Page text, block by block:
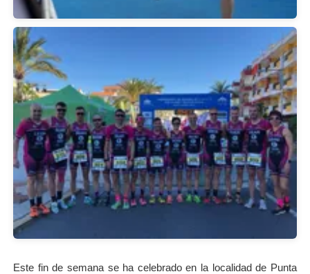
Este fin de semana se ha celebrado en la localidad de Punta